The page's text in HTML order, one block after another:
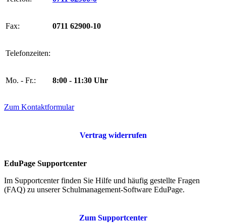
Fax: 0711 62900-10
Telefonzeiten:
Mo. - Fr.: 8:00 - 11:30 Uhr
Zum Kontaktformular
Vertrag widerrufen
EduPage Supportcenter
Im Supportcenter finden Sie Hilfe und häufig gestellte Fragen
(FAQ) zu unserer Schulmanagement-Software EduPage.
Zum Supportcenter